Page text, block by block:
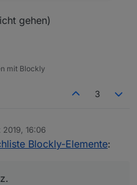
gehen)
mit Blockly
3
2019, 16:06
Blockly-Elemente: